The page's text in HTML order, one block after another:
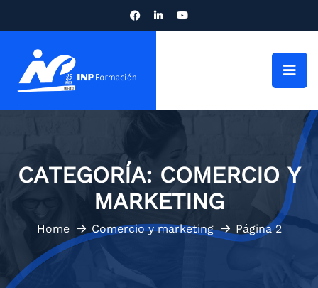
CATEGORÍA: COMERCIO Y
MARKETING
Home Comercio y marketing Página 2